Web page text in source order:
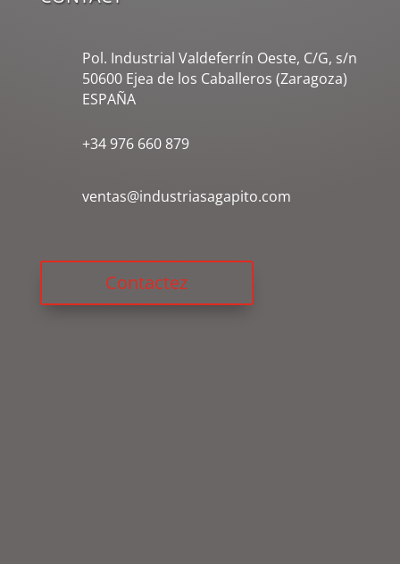
Pol. Industrial Valdeferrín Oeste, C/G, s/n
50600 Ejea de los Caballeros (Zaragoza)
ESPAÑA
+34 976 660 879
ventas@industriasagapito.com
Contactez